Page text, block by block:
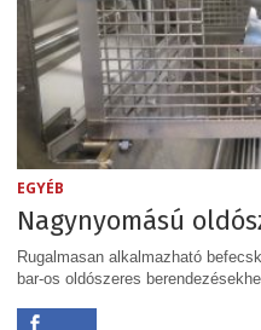
EGYÉB
Nagynyomású
Rugalmasan alkalmazható
bar-os oldószeres